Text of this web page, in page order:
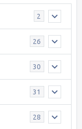
2
26
30
31
28